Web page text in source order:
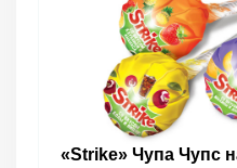
«Strike» Чупа Чупс